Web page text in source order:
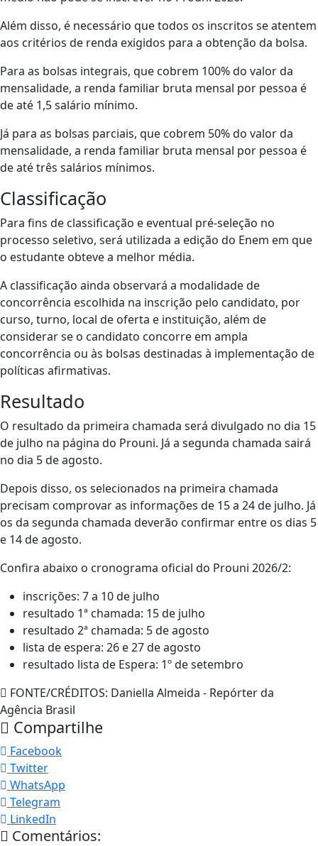
Além disso, é necessário que todos os inscritos se atentem
aos critérios de renda exigidos para a obtenção da bolsa.
Para as bolsas integrais, que cobrem 100% do valor da
mensalidade, a renda familiar bruta mensal por pessoa é
de até 1,5 salário mínimo.
Já para as bolsas parciais, que cobrem 50% do valor da
mensalidade, a renda familiar bruta mensal por pessoa é
de até três salários mínimos.
Classificação
Para fins de classificação e eventual pré-seleção no
processo seletivo, será utilizada a edição do Enem em que
o estudante obteve a melhor média.
A classificação ainda observará a modalidade de
concorrência escolhida na inscrição pelo candidato, por
curso, turno, local de oferta e instituição, além de
considerar se o candidato concorre em ampla
concorrência ou às bolsas destinadas à implementação de
políticas afirmativas.
Resultado
O resultado da primeira chamada será divulgado no dia 15
de julho na página do Prouni. Já a segunda chamada sairá
no dia 5 de agosto.
Depois disso, os selecionados na primeira chamada
precisam comprovar as informações de 15 a 24 de julho. Já
os da segunda chamada deverão confirmar entre os dias 5
e 14 de agosto.
Confira abaixo o cronograma oficial do Prouni 2026/2:
inscrições: 7 a 10 de julho
resultado 1ª chamada: 15 de julho
resultado 2ª chamada: 5 de agosto
lista de espera: 26 e 27 de agosto
resultado lista de Espera: 1º de setembro
FONTE/CRÉDITOS: Daniella Almeida - Repórter da
Agência Brasil
Compartilhe
Facebook
Twitter
WhatsApp
Telegram
LinkedIn
Comentários: